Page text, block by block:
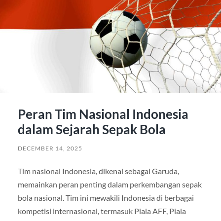
Peran Tim Nasional Indonesia
dalam Sejarah Sepak Bola
DECEMBER 14, 2025
Tim nasional Indonesia, dikenal sebagai Garuda,
memainkan peran penting dalam perkembangan sepak
bola nasional. Tim ini mewakili Indonesia di berbagai
kompetisi internasional, termasuk Piala AFF, Piala